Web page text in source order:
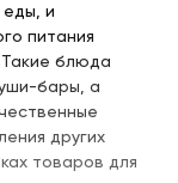
еды, и
питания
блюда
бары, а
других
товаров для